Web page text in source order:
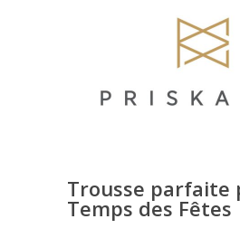
Trousse parfaite
Temps des Fêtes